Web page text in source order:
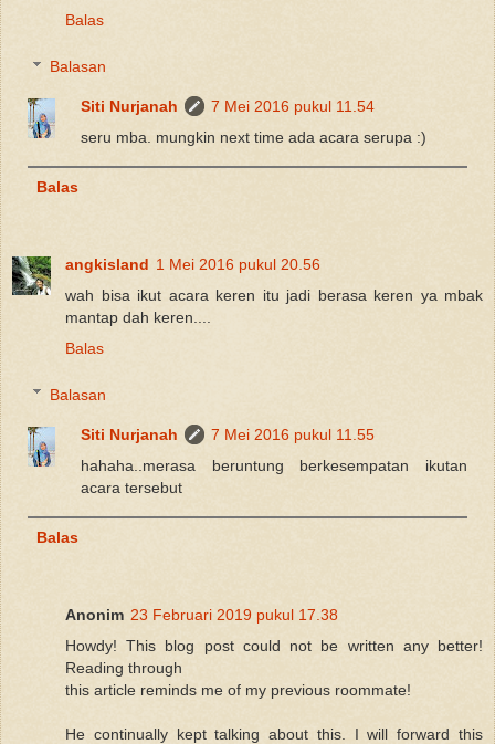
Balas
Balasan
Siti Nurjanah
7 Mei 2016 pukul 11.54
seru mba. mungkin next time ada acara serupa :)
Balas
angkisland 1 Mei 2016 pukul 20.56
wah bisa ikut acara keren itu jadi berasa keren ya mbak
mantap dah keren....
Balas
Balasan
Siti Nurjanah
7 Mei 2016 pukul 11.55
hahaha..merasa beruntung berkesempatan ikutan
acara tersebut
Balas
Anonim 23 Februari 2019 pukul 17.38
Howdy! This blog post could not be written any better!
Reading through
this article reminds me of my previous roommate!
He continually kept talking about this. I will forward this